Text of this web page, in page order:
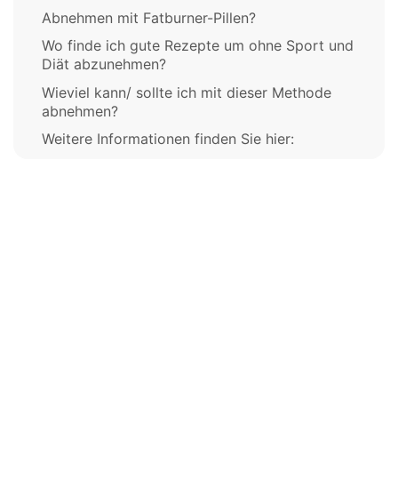
Abnehmen mit Fatburner-Pillen?
Wo finde ich gute Rezepte um ohne Sport und
Diät abzunehmen?
Wieviel kann/ sollte ich mit dieser Methode
abnehmen?
Weitere Informationen finden Sie hier: